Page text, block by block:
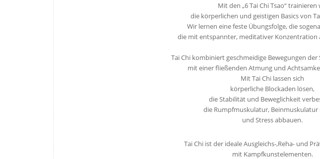
Mitden „6 Tai Chi Tsao“ trainieren
die körperlichen und geistigen Basics von
Wir lernen eine feste Übungsfolge,die
die mit entspannter, meditativer Konzentration
Tai Chi kombiniert geschmeidige Bewegungen
mit einer fließenden Atmung und
Mit Tai Chi lassen sich
körperliche Blockaden lösen,
die Stabilität und Beweglichkeit
die Rumpfmuskulatur, Beinmuskulatur
und Stress abbauen.
Tai Chi ist der ideale Ausgleichs-,Reha- und
mit Kampfkunstelementen.